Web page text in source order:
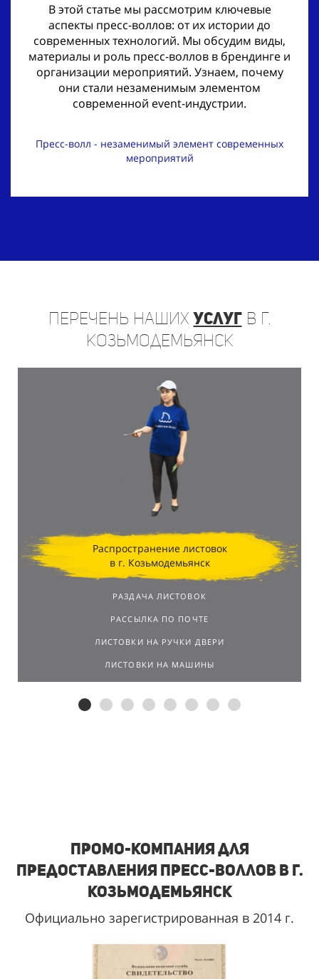
В этой статье мы рассмотрим ключевые
аспекты пресс-воллов: от их истории до
современных технологий. Мы обсудим виды,
материалы и роль пресс-воллов в брендинге и
организации мероприятий. Узнаем, почему
они стали незаменимым элементом
современной event-индустрии.
Пресс-волл - незаменимый элемент современных
мероприятий
Перечень нашихуслугв г.
Козьмодемьянск
Распространение листовок
в г. Козьмодемьянск
РАЗДАЧА ЛИСТОВОК
РАССЫЛКА ПО ПОЧТЕ
ЛИСТОВКИ НА РУЧКИ ДВЕРИ
ЛИСТОВКИ НА МАШИНЫ
Промо-компания для
предоставления пресс-воллов в г.
Козьмодемьянск
Официально зарегистрированная в 2014 г.